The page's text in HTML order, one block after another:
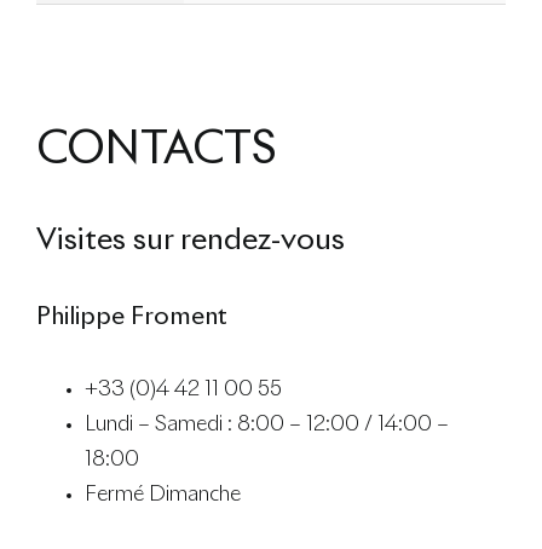
CONTACTS
Visites sur rendez-vous
Philippe Froment
+33 (0)4 42 11 00 55
Lundi – Samedi : 8:00 – 12:00 / 14:00 –
18:00
Fermé Dimanche